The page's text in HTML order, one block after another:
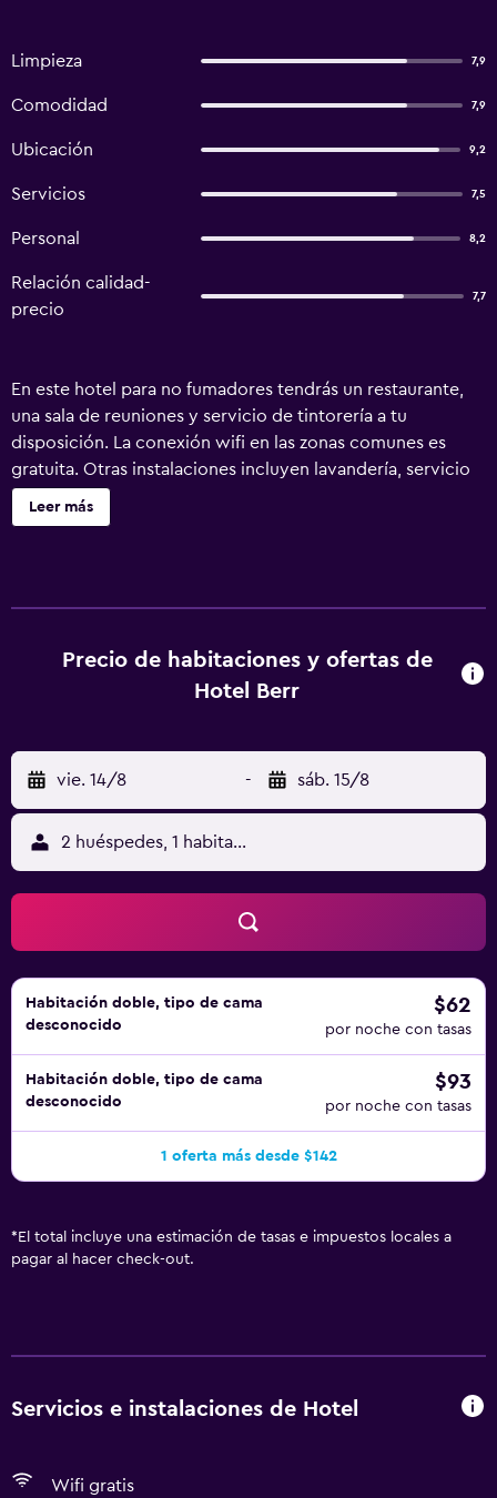
Limpieza 7,9
Comodidad 7,9
Ubicación 9,2
Servicios 7,5
Personal 8,2
Relación calidad-
precio
7,7
En este hotel para no fumadores tendrás un restaurante,
una sala de reuniones y servicio de tintorería a tu
disposición. La conexión wifi en las zonas comunes es
gratuita. Otras instalaciones incluyen lavandería, servicio
de recepción 24 horas y asistencia turística y para la
compra de entradas. Hotel Berr ofrece 20 alojamientos
viscoelásticos y están vestidas con ropa de cama de alta
calidad. Se ofrece una televisión de pantalla plana con
secador de pelo. Este hotel en Sarajevo ofrece acceso a
Internet wifi gratis. Entre las comodidades especialmente
pensadas para las personas en viaje de negocios se
incluyen escritorio, sillas de oficina y teléfono. Se ofrece
servicio de limpieza todos los días y es posible solicitar
tabla de planchar con plancha.
Leer más
Precio de habitaciones y ofertas de
Hotel Berr
vie. 14/8 - sáb. 15/8
2 huéspedes, 1 habitación
Habitación doble, tipo de cama
desconocido
$62
por noche con tasas
Habitación doble, tipo de cama
desconocido
$93
por noche con tasas
1 oferta más desde $142
* El total incluye una estimación de tasas e impuestos locales a
pagar al hacer check-out.
Servicios e instalaciones de Hotel
Wifi gratis